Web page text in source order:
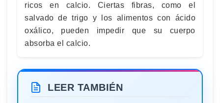
ricos en calcio. Ciertas fibras, como el
salvado de trigo y los alimentos con ácido
oxálico, pueden impedir que su cuerpo
absorba el calcio.
LEER TAMBIÉN